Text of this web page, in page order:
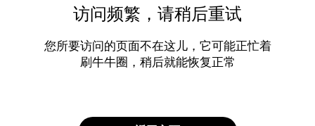
访问频繁，请稍后重试
您所要访问的页面不在这儿，它可能正忙着
刷牛牛圈，稍后就能恢复正常